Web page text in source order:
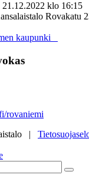
klo 16:15
Rovakatu
rovaniemi
|